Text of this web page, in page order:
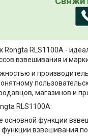
Rongta RLS1100A -
взвешивания и
и
магазинов и
RLS1100A:
функции
взвешивания